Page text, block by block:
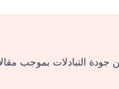
التبادلات بموجب